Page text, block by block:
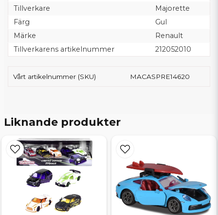
Tillverkare
Majorette
Färg
Gul
Märke
Renault
Tillverkarens artikelnummer
212052010
Vårt artikelnummer (SKU) MACASPRE14620
Liknande produkter